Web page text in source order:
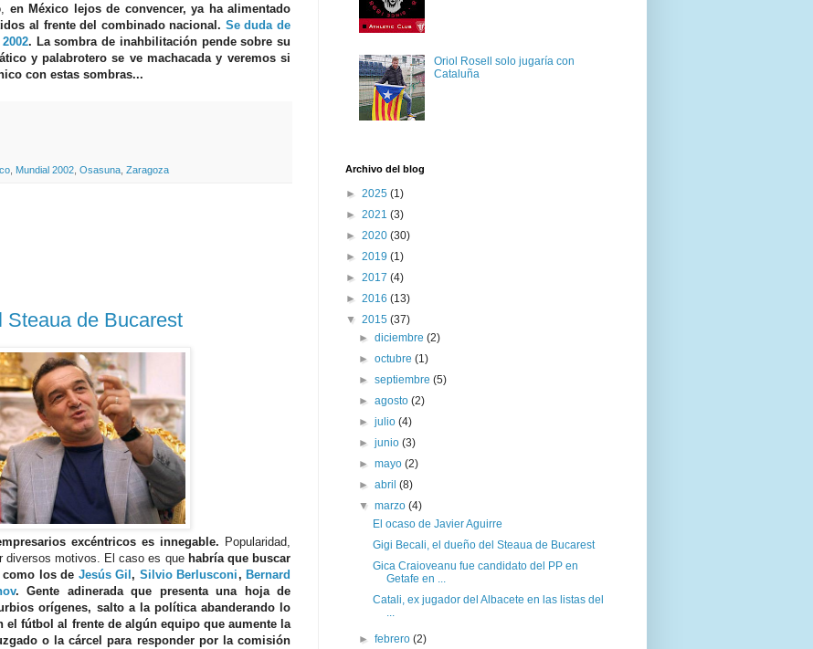
en México lejos de convencer, ya ha alimentado
al frente del combinado nacional. Se duda de
. La sombra de inahbilitación pende sobre su
y palabrotero se ve machacada y veremos si
con estas sombras...
Mundial 2002 Osasuna Zaragoza
Steaua de Bucarest
excéntricos es innegable. Popularidad,
diversos motivos. El caso es que habría que buscar
como los de Jesús Gil , Silvio Berlusconi , Bernard
. Gente adinerada que presenta una hoja de
orígenes, salto a la política abanderando lo
fútbol al frente de algún equipo que aumente la
o la cárcel para responder por la comisión
Oriol Rosell solo jugaría con
Cataluña
Archivo del blog
► 2025 (1)
► 2021 (3)
► 2020 (30)
► 2019 (1)
► 2017 (4)
► 2016 (13)
▼ 2015 (37)
►diciembre(2)
►octubre(1)
►septiembre(5)
►agosto(2)
►julio(4)
►junio(3)
►mayo(2)
►abril(8)
▼marzo(4)
El ocaso de Javier Aguirre
Gigi Becali, el dueño del Steaua de Bucarest
Gica Craioveanu fue candidato del PP en
Getafe en ...
Catali, ex jugador del Albacete en las listas del
...
►febrero(2)